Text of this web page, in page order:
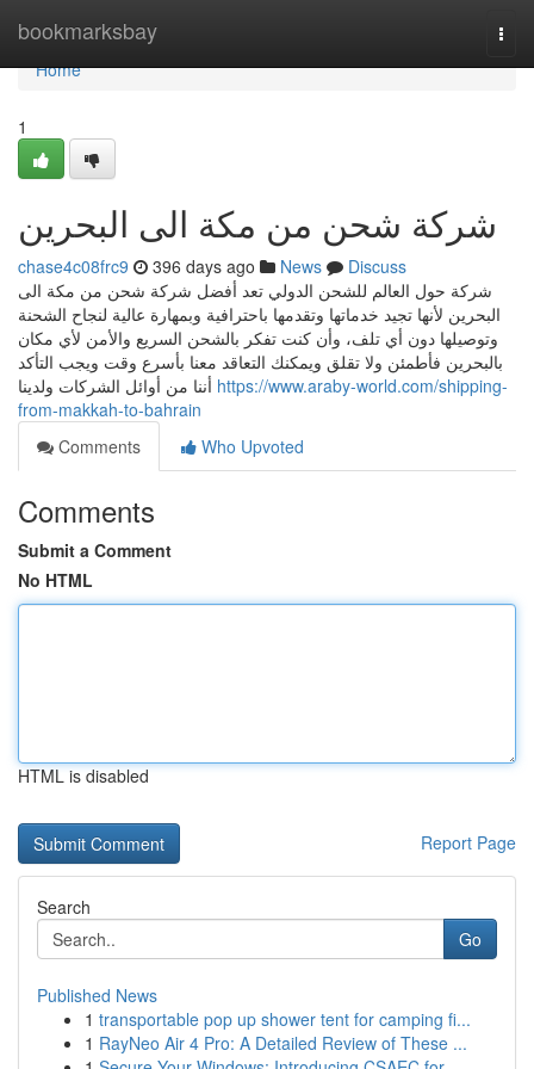
bookmarksbay
Home
Home
1
شركة شحن من مكة الى البحرين
chase4c08frc9 396 days ago News
Discuss
شركة حول العالم للشحن الدولي تعد أفضل شركة شحن من مكة الى
البحرين لأنها تجيد خدماتها وتقدمها باحترافية وبمهارة عالية لنجاح الشحنة
وتوصيلها دون أي تلف، وأن كنت تفكر بالشحن السريع والأمن لأي مكان
بالبحرين فأطمئن ولا تقلق ويمكنك التعاقد معنا بأسرع وقت ويجب التأكد
https://www.araby-world.com/shipping-
from-makkah-to-bahrain
Comments
Who Upvoted
Comments
Submit a Comment
No HTML
HTML is disabled
Report Page
Search
Go
Published News
1 transportable pop up shower tent for camping fi...
1 RayNeo Air 4 Pro: A Detailed Review of These ...